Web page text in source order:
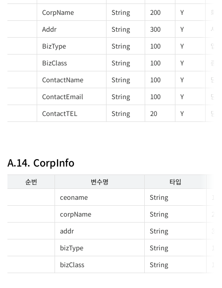
CorpName
String 200 Y
회
Addr
String 300 Y
사
BizType
String 100 Y
업태
BizClass
String 100 Y
종목
ContactName
String 100 Y
담
ContactEmail
String 100 Y
담
ContactTEL
String 20 Y 담
A.14. CorpInfo
순번 변수명
타입
ceoname
String
100
corpName
String
200
addr
String
300
bizType
String
100
bizClass
String 100